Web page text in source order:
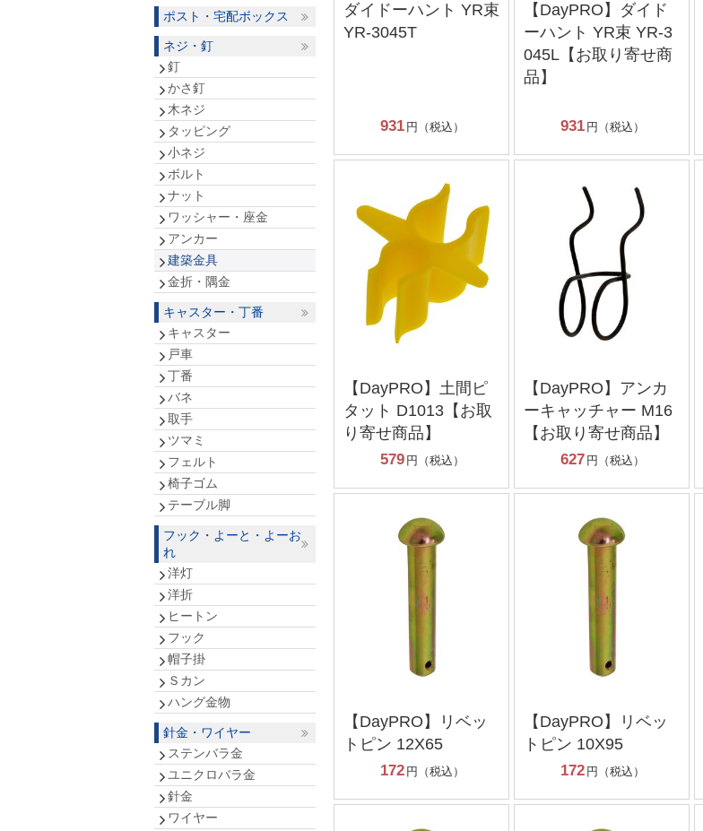
ダイドーハント YR束
YR-3045T
931 円（税込）
【DayPRO】ダイド
ーハント YR束 YR-3
045L【お取り寄せ商
品】
931 円（税込）
【DayPRO】土間ピ
タット D1013【お取
り寄せ商品】
579 円（税込）
【DayPRO】アンカ
ーキャッチャー M16
【お取り寄せ商品】
627 円（税込）
【DayPRO】リベッ
トピン 12X65
172 円（税込）
【DayPRO】リベッ
トピン 10X95
172 円（税込）
ポスト・宅配ボックス
ネジ・釘
釘
かさ釘
木ネジ
タッピング
小ネジ
ボルト
ナット
ワッシャー・座金
アンカー
建築金具
金折・隅金
キャスター・丁番
キャスター
戸車
丁番
バネ
取手
ツマミ
フェルト
椅子ゴム
テーブル脚
フック・よーと・よーお
れ
洋灯
洋折
ヒートン
フック
帽子掛
Ｓカン
ハング金物
針金・ワイヤー
ステンバラ金
ユニクロバラ金
針金
ワイヤー